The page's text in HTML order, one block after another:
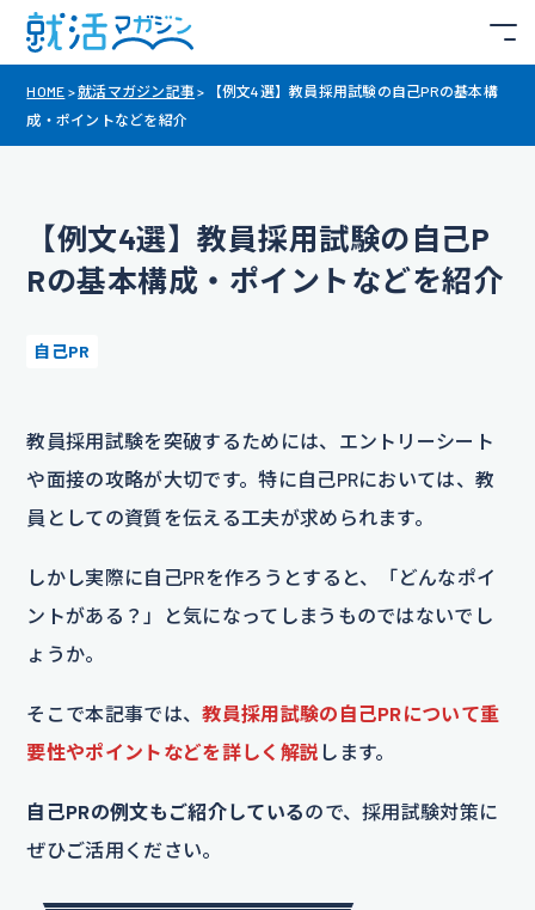
HOME >就活マガジン記事 >
【例文4選】教員採用試験の自己PRの基本構
成・ポイントなどを紹介
【例文4選】教員採用試験の自己P
Rの基本構成・ポイントなどを紹介
自己PR
教員採用試験を突破するためには、エントリーシート
や面接の攻略が大切です。特に自己PRにおいては、教
員としての資質を伝える工夫が求められます。
しかし実際に自己PRを作ろうとすると、「どんなポイ
ントがある？」と気になってしまうものではないでし
ょうか。
そこで本記事では、教員採用試験の自己PRについて重
要性やポイントなどを詳しく解説 します。
自己PRの例文もご紹介しているので、採用試験対策に
ぜひご活用ください。